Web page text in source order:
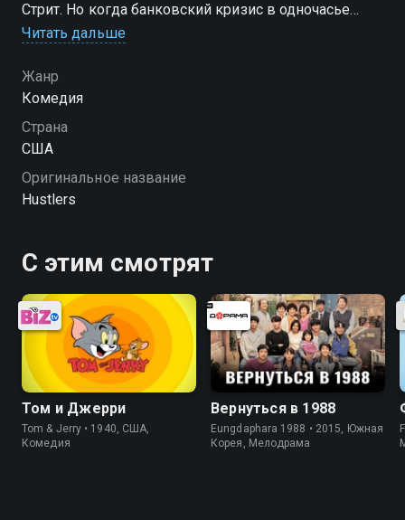
Стрит. Но когда банковский кризис в одночасье
превращает накопления девушек в пыль, подруги
Читать дальше
Жанр
Комедия
Страна
США
Оригинальное название
Hustlers
С этим смотрят
Том и Джерри
Tom & Jerry • 1940, США,
Комедия
Вернуться в 1988
Eungdaphara 1988 • 2015, Южная
Корея, Мелодрама